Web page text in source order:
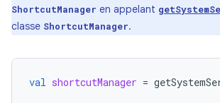
ShortcutManager en appelant
classe ShortcutManager.
val shortcutManager =